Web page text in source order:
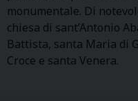
monumentale. Di
chiesa di sant’Antonio
Battista, santa Maria di
Croce e santa Venera.